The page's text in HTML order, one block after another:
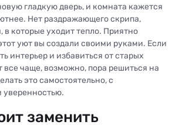
гладкую дверь, и комната кажется
Нет раздражающего скрипа,
в которые уходит тепло. Приятно
уют вы создали своими руками. Если
интерьер и избавиться от старых
все чаще, возможно, пора решиться на
это самостоятельно, с
уверенностью.
заменить